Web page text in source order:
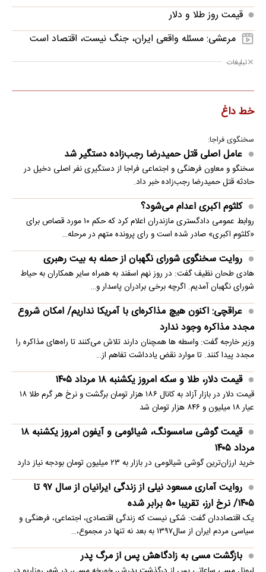
قیمت روز طلا و دلار
مرعشی: مسئله واقعی ایران، جنگ نیست، اقتصاد است
تبلیغات
خط داغ
سخنگوی فراجا:
عامل اصلی قتل حمیدرضا رجب‌زاده دستگیر شد
سخنگو و معاون فرهنگی و اجتماعی فراجا از دستگیری نفر اصلی دخیل در
حادثه قتل حمیدرضا رجب‌زاده خبر داد.
کلثوم اکبری اعدام می‌شود؟
روابط عمومی دادگستری مازندران اعلام کرد که حکم ۱۰ مورد قصاص برای
«کلثوم اکبری» صادر شده است و رای پرونده متهم در مرحله…
روایت سخنگوی شورای نگهبان از حمله به بیت رهبری
هادی طحان نظیف گفت: در روز نهم اسفند به همراه سایر همکاران به حیاط
شورای نگهبان آمدیم. اگرچه برخی برادران پاسدار و…
عراقچی: اکنون هیچ مذاکره‌ای با آمریکا نداریم/ امکان شروع
مجدد مذاکره وجود ندارد
وزیر خارجه گفت: واسطه ها همچنان دارند تلاش می‌کنند تا راه‌های مذاکره را
مجدد پیدا کنند. تا موارد نقض یادداشت تفاهم از…
قیمت دلار، طلا و سکه امروز یکشنبه ۱۸ مرداد ۱۴۰۵
قیمت دلار در بازار آزاد به کانال ۱۸۶ هزار تومان برگشت و نرخ هر گرم طلا ۱۸
عیار ۱۸ میلیون و ۸۴۶ هزار تومان شد
قیمت گوشی سامسونگ، شیائومی و آیفون امروز یکشنبه ۱۸
مرداد ۱۴۰۵
خرید ارزان‌ترین گوشی شیائومی در بازار به ۲۳ میلیون تومان بودجه نیاز دارد
روایت آماری مسعود نیلی از زندگی ایرانیان از سال ۹۷ تا
۱۴۰۵/ نرخ ارز، تقریبا ۵۰ برابر شده
یک اقتصاددان گفت: شکی نیست که زندگی اقتصادی، اجتماعی، فرهنگی و
سیاسی مردم ایران از سال۱۳۹۷ به بعد نه تنها در مجموع،…
بازگشت مسی به زادگاهش پس از مرگ پدر